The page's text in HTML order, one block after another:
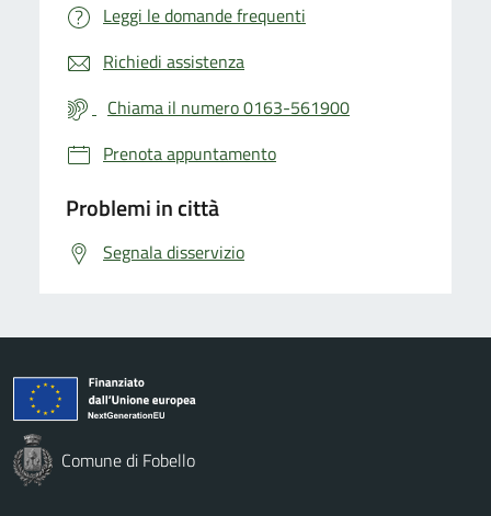
Leggi le domande frequenti
Richiedi assistenza
Chiama il numero 0163-561900
Prenota appuntamento
Problemi in città
Segnala disservizio
Comune di Fobello